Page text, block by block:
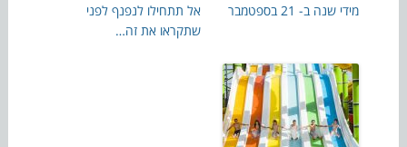
מידי שנה ב- 21 בספטמבר
אל תתחילו לנפנף לפני
שתקראו את זה…